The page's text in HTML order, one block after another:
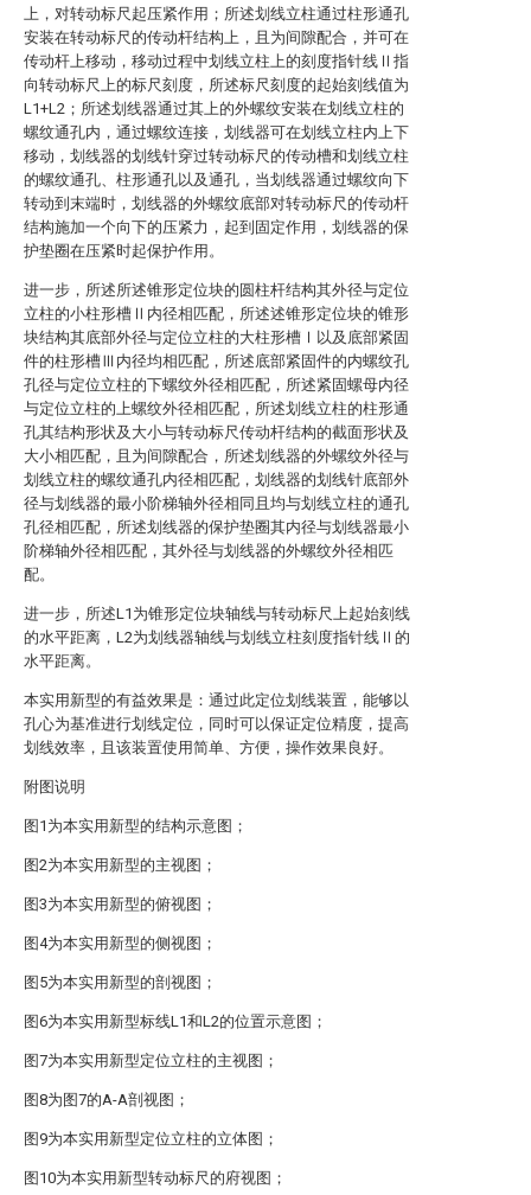
上，对转动标尺起压紧作用；所述划线立柱通过柱形通孔
安装在转动标尺的传动杆结构上，且为间隙配合，并可在
传动杆上移动，移动过程中划线立柱上的刻度指针线Ⅱ指
向转动标尺上的标尺刻度，所述标尺刻度的起始刻线值为
L1+L2；所述划线器通过其上的外螺纹安装在划线立柱的
螺纹通孔内，通过螺纹连接，划线器可在划线立柱内上下
移动，划线器的划线针穿过转动标尺的传动槽和划线立柱
的螺纹通孔、柱形通孔以及通孔，当划线器通过螺纹向下
转动到末端时，划线器的外螺纹底部对转动标尺的传动杆
结构施加一个向下的压紧力，起到固定作用，划线器的保
护垫圈在压紧时起保护作用。
进一步，所述所述锥形定位块的圆柱杆结构其外径与定位
立柱的小柱形槽Ⅱ内径相匹配，所述述锥形定位块的锥形
块结构其底部外径与定位立柱的大柱形槽Ⅰ以及底部紧固
件的柱形槽Ⅲ内径均相匹配，所述底部紧固件的内螺纹孔
孔径与定位立柱的下螺纹外径相匹配，所述紧固螺母内径
与定位立柱的上螺纹外径相匹配，所述划线立柱的柱形通
孔其结构形状及大小与转动标尺传动杆结构的截面形状及
大小相匹配，且为间隙配合，所述划线器的外螺纹外径与
划线立柱的螺纹通孔内径相匹配，划线器的划线针底部外
径与划线器的最小阶梯轴外径相同且均与划线立柱的通孔
孔径相匹配，所述划线器的保护垫圈其内径与划线器最小
阶梯轴外径相匹配，其外径与划线器的外螺纹外径相匹
配。
进一步，所述L1为锥形定位块轴线与转动标尺上起始刻线
的水平距离，L2为划线器轴线与划线立柱刻度指针线Ⅱ的
水平距离。
本实用新型的有益效果是：通过此定位划线装置，能够以
孔心为基准进行划线定位，同时可以保证定位精度，提高
划线效率，且该装置使用简单、方便，操作效果良好。
附图说明
图1为本实用新型的结构示意图；
图2为本实用新型的主视图；
图3为本实用新型的俯视图；
图4为本实用新型的侧视图；
图5为本实用新型的剖视图；
图6为本实用新型标线L1和L2的位置示意图；
图7为本实用新型定位立柱的主视图；
图8为图7的A-A剖视图；
图9为本实用新型定位立柱的立体图；
图10为本实用新型转动标尺的府视图；